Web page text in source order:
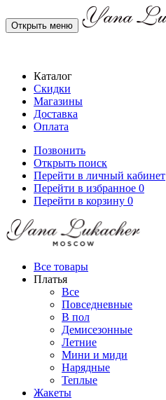
Открыть меню
Каталог
Скидки
Магазины
Доставка
Оплата
Позвонить
Открыть поиск
Перейти в личный кабинет
Перейти в избранное 0
Перейти в корзину 0
Все товары
Платья
Все
Повседневные
В пол
Демисезонные
Летние
Мини и миди
Нарядные
Теплые
Жакеты